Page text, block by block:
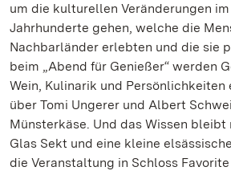
um die kulturellen Veränderungen
Jahrhunderte gehen, welche die
Nachbarländer erlebten und die sie
beim „Abend für Genießer“ werden
Wein, Kulinarik und Persönlichkeiten
über Tomi Ungerer und Albert
Münsterkäse. Und das Wissen bleibt
Glas Sekt und eine kleine
die Veranstaltung in Schloss